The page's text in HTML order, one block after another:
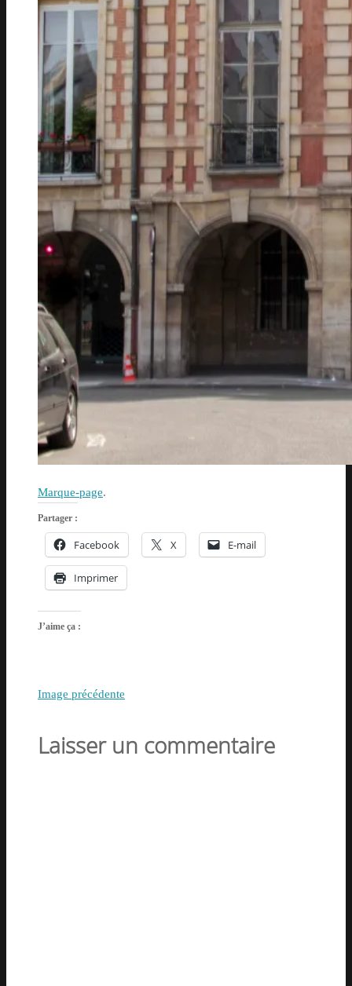
Marque-page.
Partager :
Facebook X E-mail
Imprimer
J’aime ça :
Image précédente
Laisser un commentaire